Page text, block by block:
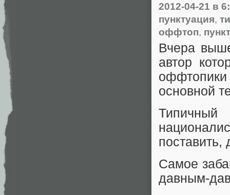
2012-04-21 в
пунктуация,
оффтоп,
Вчера
автор
основной
поставить,
Самое
давным-